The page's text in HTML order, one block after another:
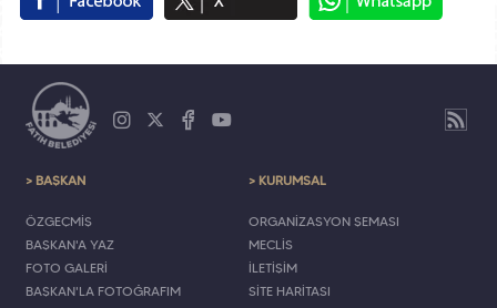
> BAŞKAN
ÖZGEÇMİŞ
BAŞKAN'A YAZ
FOTO GALERİ
BAŞKAN'LA FOTOĞRAFIM
> KURUMSAL
ORGANİZASYON ŞEMASI
MECLİS
İLETİŞİM
SİTE HARİTASI